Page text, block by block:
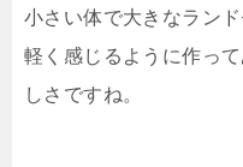
小さい体で大きなラン
軽く感じるように作っ
しさですね。